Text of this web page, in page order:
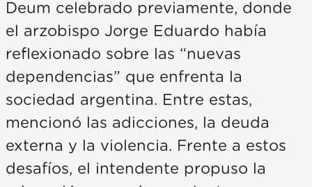
Deum celebrado previamente, donde
el arzobispo Jorge Eduardo había
reflexionado sobre las “nuevas
dependencias” que enfrenta la
sociedad argentina. Entre estas,
mencionó las adicciones, la deuda
externa y la violencia. Frente a estos
desafíos, el intendente propuso la